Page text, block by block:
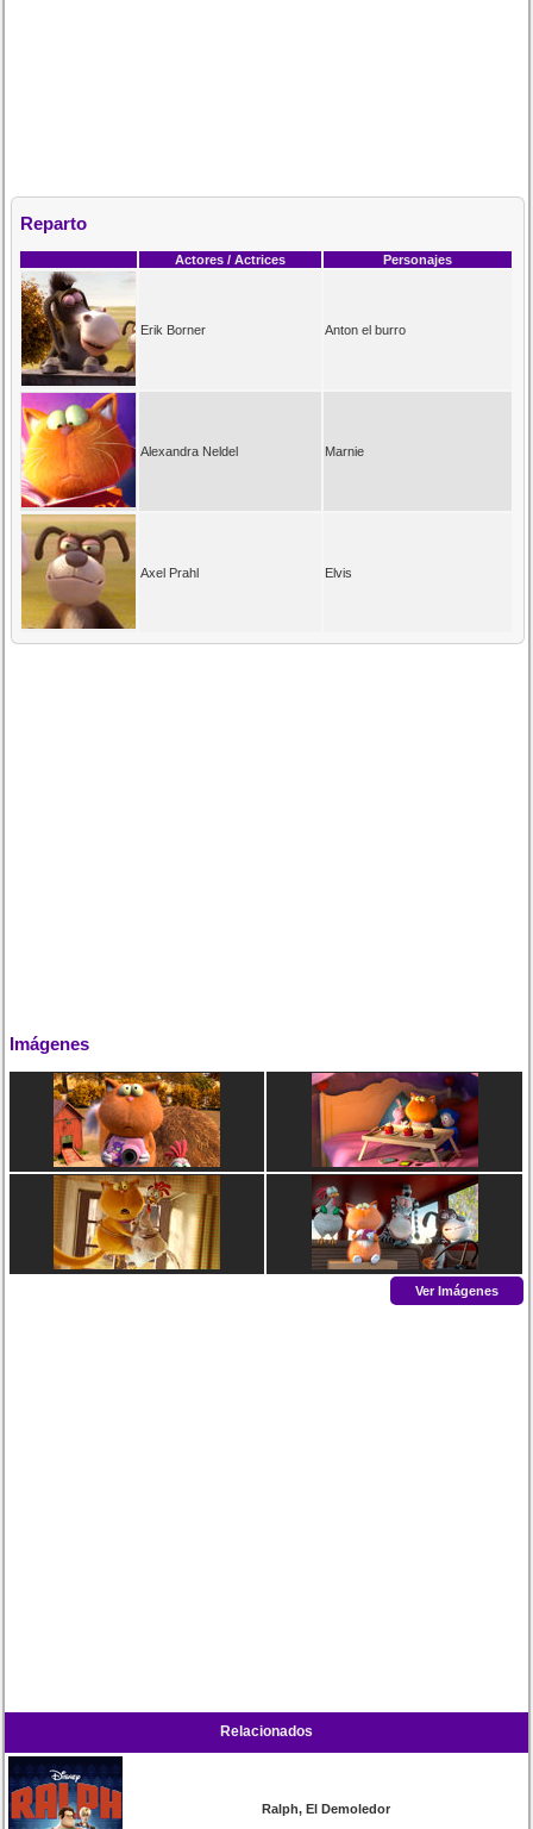
Reparto
Actores / Actrices Personajes
Erik Borner Anton el burro
Alexandra Neldel Marnie
Axel Prahl Elvis
Imágenes
Ver Imágenes
Relacionados
Ralph, El Demoledor